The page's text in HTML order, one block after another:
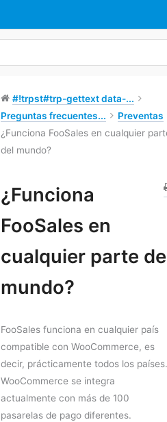
#!trpst#trp-gettext data-...
Preguntas frecuentes...
Preventas
¿Funciona FooSales en cualquier
del mundo?
¿Funciona
FooSales en
cualquier parte
mundo?
FooSales funciona en cualquier país
compatible con WooCommerce, es
decir, prácticamente todos los países.
WooCommerce se integra
actualmente con más de 100
pasarelas de pago diferentes.
Etiquetas
navegación